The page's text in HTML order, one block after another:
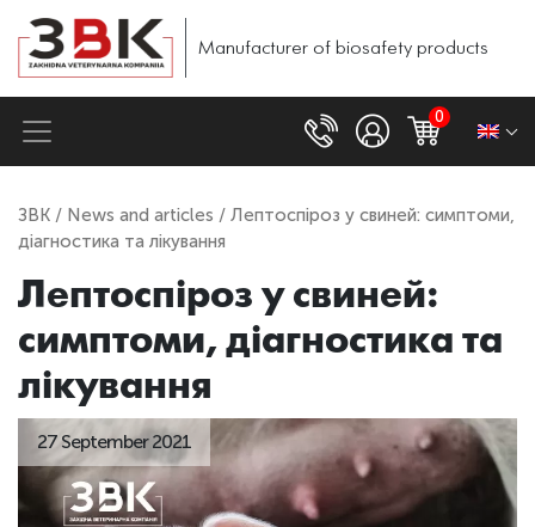
Manufacturer of biosafety products
0
ЗВК / News and articles / Лептоспіроз у свиней: симптоми,
діагностика та лікування
Лептоспіроз у свиней:
симптоми, діагностика та
лікування
27 September 2021